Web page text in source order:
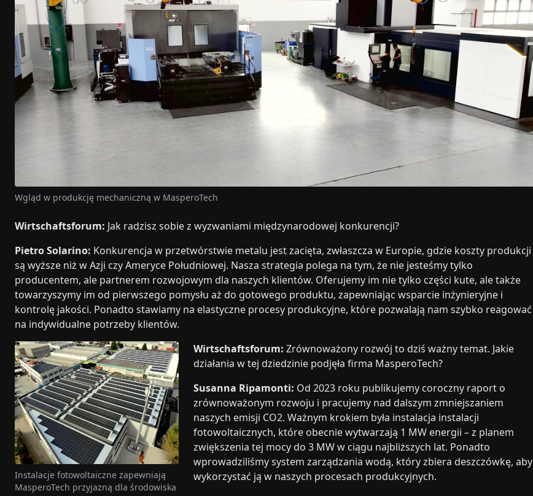
Wgląd w produkcję mechaniczną w MasperoTech
Wirtschaftsforum: Jak radzisz sobie z wyzwaniami międzynarodowej konkurencji?
Pietro Solarino: Konkurencja w przetwórstwie metalu jest zacięta, zwłaszcza w Europie, gdzie koszty produkcji
są wyższe niż w Azji czy Ameryce Południowej. Nasza strategia polega na tym, że nie jesteśmy tylko
producentem, ale partnerem rozwojowym dla naszych klientów. Oferujemy im nie tylko części kute, ale także
towarzyszymy im od pierwszego pomysłu aż do gotowego produktu, zapewniając wsparcie inżynieryjne i
kontrolę jakości. Ponadto stawiamy na elastyczne procesy produkcyjne, które pozwalają nam szybko reagować
na indywidualne potrzeby klientów.
Wirtschaftsforum: Zrównoważony rozwój to dziś ważny temat. Jakie
działania w tej dziedzinie podjęła firma MasperoTech?
Susanna Ripamonti: Od 2023 roku publikujemy coroczny raport o
zrównoważonym rozwoju i pracujemy nad dalszym zmniejszaniem
naszych emisji CO2. Ważnym krokiem była instalacja instalacji
fotowoltaicznych, które obecnie wytwarzają 1 MW energii – z planem
zwiększenia tej mocy do 3 MW w ciągu najbliższych lat. Ponadto
wprowadziliśmy system zarządzania wodą, który zbiera deszczówkę, aby
wykorzystać ją w naszych procesach produkcyjnych.
Instalacje fotowoltaiczne zapewniają
MasperoTech przyjazną dla środowiska